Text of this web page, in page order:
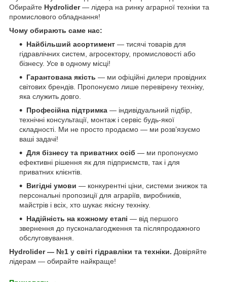
Обирайте Hydrolider— лідера на ринку аграрної техніки та
промислового обладнання!
Чому обирають саме нас:
Найбільший асортимент — тисячі товарів для
гідравлічних систем, агросектору, промисловості або
бізнесу. Усе в одному місці!
Гарантована якість — ми офіційні дилери провідних
світових брендів. Пропонуємо лише перевірену техніку,
яка служить довго.
Професійна підтримка — індивідуальний підбір,
технічні консультації, монтаж і сервіс будь-якої
складності. Ми не просто продаємо — ми розв’язуємо
ваші задачі!
Для бізнесу та приватних осіб — ми пропонуємо
ефективні рішення як для підприємств, так і для
приватних клієнтів.
Вигідні умови — конкурентні ціни, системи знижок та
персональні пропозиції для аграріїв, виробників,
майстрів і всіх, хто шукає якісну техніку.
Надійність на кожному етапі — від першого
звернення до пусконалагодження та післяпродажного
обслуговування.
Hydrolider — №1 у світі гідравліки та техніки. Довіряйте
лідерам — обирайте найкраще!